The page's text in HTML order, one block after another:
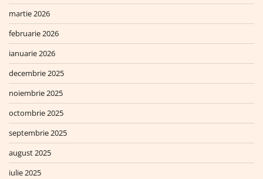
martie 2026
februarie 2026
ianuarie 2026
decembrie 2025
noiembrie 2025
octombrie 2025
septembrie 2025
august 2025
iulie 2025